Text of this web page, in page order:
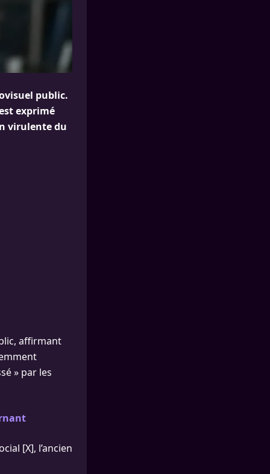
public.
exprimé
virulente du
affirmant
» par les
[X], l’ancien